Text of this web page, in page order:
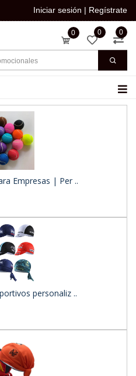
Iniciar sesión | Regístrate
0 0 0
Empresas | Per ..
personaliz ..